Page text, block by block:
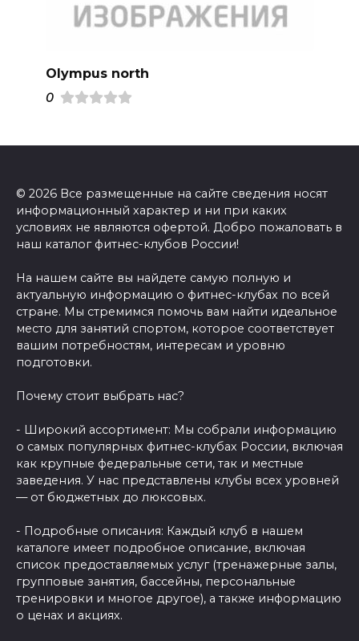
Olympus north
0
© 2026 Все размещенные на сайте сведения носят
информационный характер и ни при каких
условиях не являются офертой. Добро пожаловать в
наш каталог фитнес-клубов России!
На нашем сайте вы найдете самую полную и
актуальную информацию о фитнес-клубах по всей
стране. Мы стремимся помочь вам найти идеальное
место для занятий спортом, которое соответствует
вашим потребностям, интересам и уровню
подготовки.
Почему стоит выбрать нас?
- Широкий ассортимент: Мы собрали информацию
о самых популярных фитнес-клубах России, включая
как крупные федеральные сети, так и местные
заведения. У нас представлены клубы всех уровней
— от бюджетных до люксовых.
- Подробные описания: Каждый клуб в нашем
каталоге имеет подробное описание, включая
список предоставляемых услуг (тренажерные залы,
групповые занятия, бассейны, персональные
тренировки и многое другое), а также информацию
о ценах и акциях.